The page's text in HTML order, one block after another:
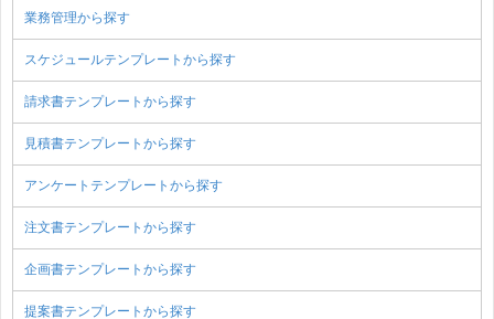
業務管理から探す
スケジュールテンプレートから探す
請求書テンプレートから探す
見積書テンプレートから探す
アンケートテンプレートから探す
注文書テンプレートから探す
企画書テンプレートから探す
提案書テンプレートから探す